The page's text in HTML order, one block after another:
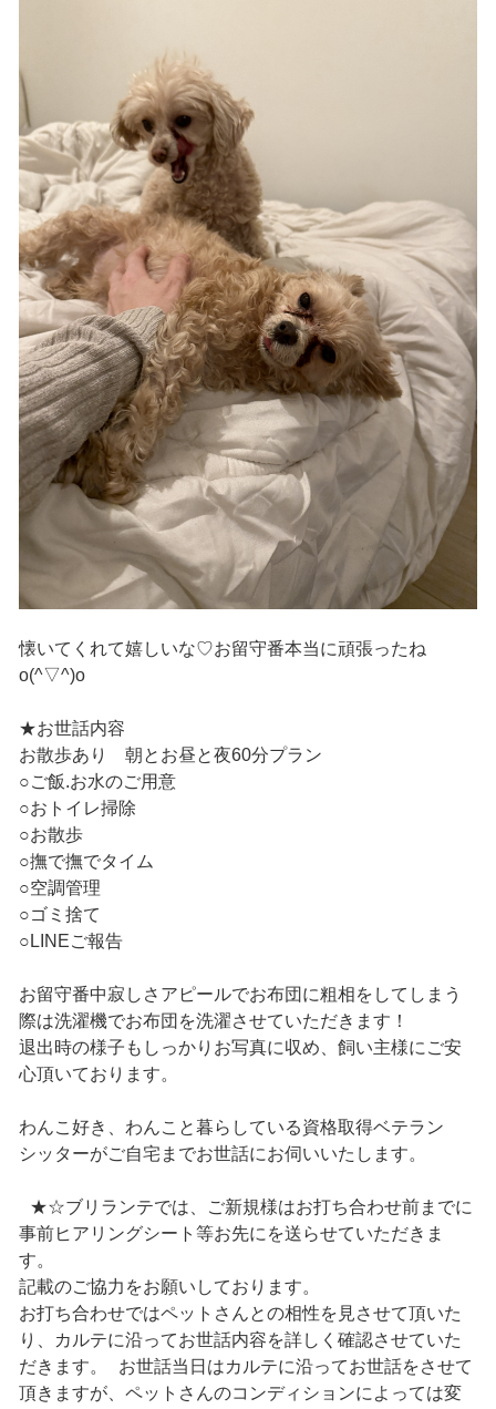
懐いてくれて嬉しいな♡お留守番本当に頑張ったね
o(^▽^)o
★お世話内容
お散歩あり 朝とお昼と夜60分プラン
○ご飯.お水のご用意
○おトイレ掃除
○お散歩
○撫で撫でタイム
○空調管理
○ゴミ捨て
○LINEご報告
お留守番中寂しさアピールでお布団に粗相をしてしまう
際は洗濯機でお布団を洗濯させていただきます！
退出時の様子もしっかりお写真に収め、飼い主様にご安
心頂いております。
わんこ好き、わんこと暮らしている資格取得ベテラン
シッターがご自宅までお世話にお伺いいたします。
★☆ブリランテでは、ご新規様はお打ち合わせ前までに
事前ヒアリングシート等お先にを送らせていただきま
す。
記載のご協力をお願いしております。
お打ち合わせではペットさんとの相性を見させて頂いた
り、カルテに沿ってお世話内容を詳しく確認させていた
だきます。 お世話当日はカルテに沿ってお世話をさせて
頂きますが、ペットさんのコンディションによっては変